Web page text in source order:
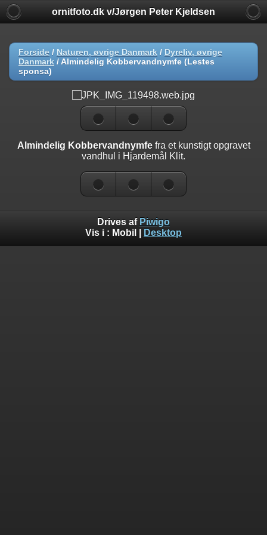
ornitfoto.dk v/Jørgen Peter Kjeldsen
Forside / Naturen, øvrige Danmark / Dyreliv, øvrige
Danmark / Almindelig Kobbervandnymfe (Lestes
sponsa)
Almindelig Kobbervandnymfefra et kunstigt opgravet
vandhul i Hjardemål Klit.
Drives af Piwigo
Vis i : Mobil Desktop